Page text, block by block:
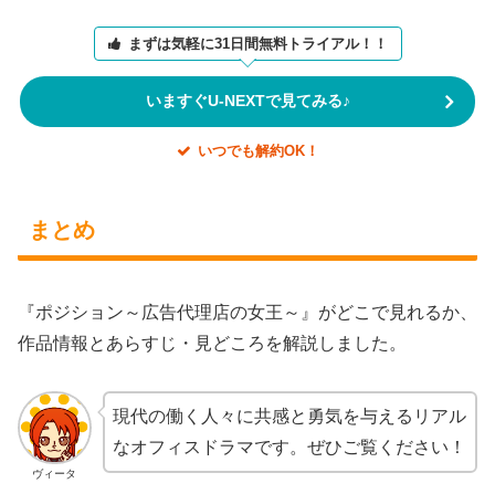
まずは気軽に31日間無料トライアル！！
いますぐU-NEXTで見てみる♪
いつでも解約OK！
まとめ
『ポジション～広告代理店の女王～』がどこで見れるか、
作品情報とあらすじ・見どころを解説しました。
ヴィータ
現代の働く人々に共感と勇気を与えるリアル
なオフィスドラマです。ぜひご覧ください！